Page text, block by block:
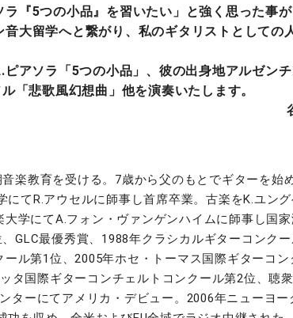
『5つの小品』を習いたい」と強く思った事
大留学へと繋がり、私のギタリストとしての
アソラ「5つの小品」、彼の出身地アルゼンチ
「悲歌風幻想曲」他を演奏いたします。
楽教育を受ける。7歳から父のもとでギターを始
てR.アウセルに師事し首席卒業。古楽をK.ユン
学にてA.フォン・ヴァンゲンハイムに師事し国家
GLC最優秀賞、1988年クラシカルギターコンク
ル第1位、2005年ホセ・トーマス国際ギターコ
タ国際ギターコンチェルトコンクール第2位、聴
ターにてアメリカ・デビュー。2006年ニューヨ